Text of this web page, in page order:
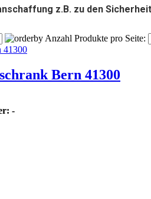
z.B. zu den
Anzahl Produkte pro Seite:
Bern 41300
-